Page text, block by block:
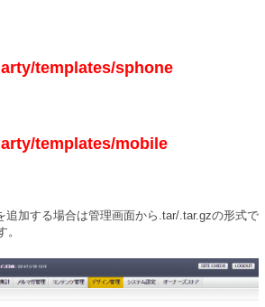
templates/sphone
templates/mobile
追加する場合は管理画面から.tar/.tar.gzの形式で